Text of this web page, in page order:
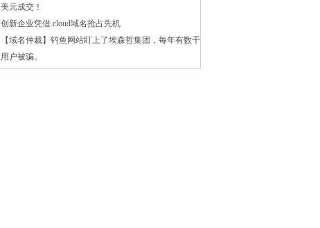
美元成交！
创新企业凭借.cloud域名抢占先机
【域名仲裁】钓鱼网站盯上了埃森哲集团，每年有数千
用户被骗。